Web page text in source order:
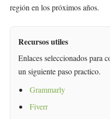
región en los próximos años.
Recursos utiles
Enlaces seleccionados para
un siguiente paso practico.
Grammarly
Fiverr